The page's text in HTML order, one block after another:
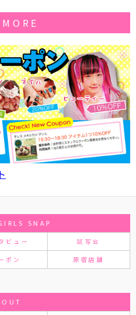
SNAP
ビュー 試写会
ポン 原宿店舗